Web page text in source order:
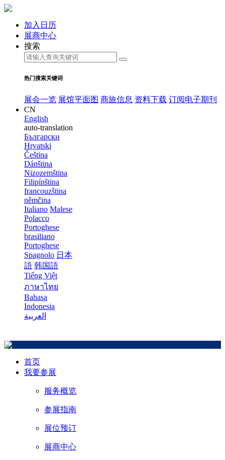
加入日历
展商中心
搜索
热门搜索关键词
展会一览 展馆平面图 商旅信息 资料下载 订阅电子期刊
CN
English
auto-translation
Български
Hrvatski
Čeština
Dánština
Nizozemština
Filipínština
francouzština
němčina
Italiano Malese
Polacco
Portoghese
brasiliano
Portoghese
Spagnolo 日本
語 韩国語
Tiếng Việt
ภาษาไทย
Bahasa
Indonesia
العربية
首页
我要参展
服务概览
参展指南
展位预订
展商中心